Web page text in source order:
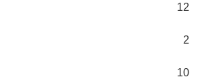
12
2
10